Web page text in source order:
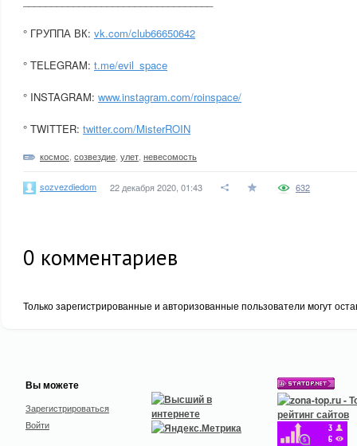
° ГРУППА ВК: vk.com/club66650642
° TELEGRAM: t.me/evil_space
° INSTAGRAM: www.instagram.com/roinspace/
° TWITTER: twitter.com/MisterROIN
космос созвездие улет невесомость
sozvezdiedom 22 декабря 2020, 01:43 632
0 комментариев
Только зарегистрированные и авторизованные пользователи могут
Вы можете
Зарегистрироваться
Войти